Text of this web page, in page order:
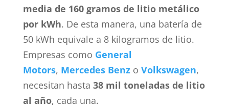
media de 160 gramos de litio metálico
por kWh. De esta manera, una batería de
50 kWh equivale a 8 kilogramos de litio.
Empresas como General
Motors, Mercedes Benzo Volkswagen,
necesitan hasta 38 mil toneladas de litio
al año, cada una.